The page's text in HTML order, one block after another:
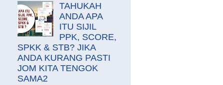
TAHUKAH
ANDA APA
ITU SIJIL
PPK, SCORE,
SPKK & STB? JIKA
ANDA KURANG PASTI
JOM KITA TENGOK
SAMA2